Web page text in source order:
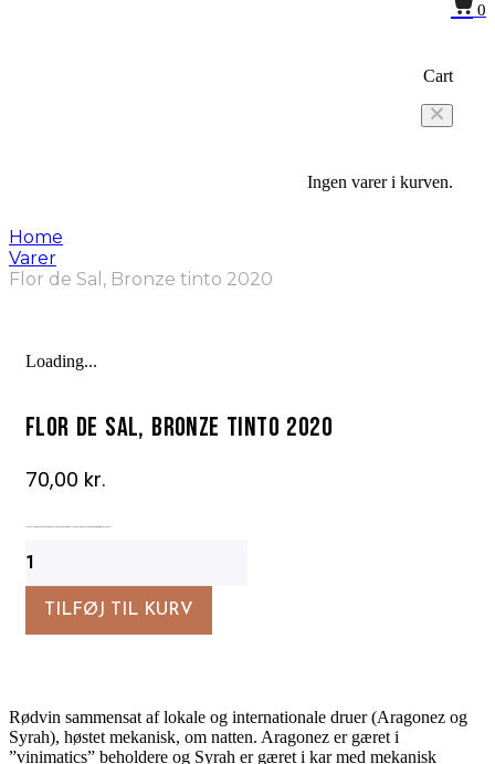
0
Cart
Ingen varer i kurven.
Home
Varer
Flor de Sal, Bronze tinto 2020
Loading...
Flor de Sal, Bronze tinto 2020
70,00 kr.
de
Sal,
BronzeTILFØJ TIL KURV
Rødvin sammensat af lokale og internationale druer (Aragonez og
Syrah), høstet mekanisk, om natten. Aragonez er gæret i
”vinimatics” beholdere og Syrah er gæret i kar med mekanisk